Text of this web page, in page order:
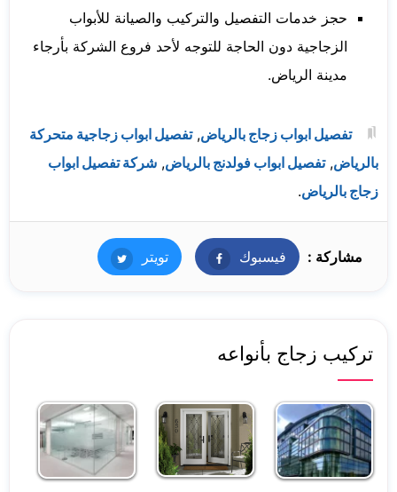
حجز خدمات التفصيل والتركيب والصيانة للأبواب
الزجاجية دون الحاجة للتوجه لأحد فروع الشركة بأرجاء
مدينة الرياض.
تفصيل ابواب زجاج بالرياض,تفصيل ابواب زجاجية متحركة
بالرياض,تفصيل ابواب فولدنج بالرياض, شركة تفصيل ابواب
زجاج بالرياض.
مشاركة : فيسبوك فيسبوكتويتر تويتر
تركيب زجاج بأنواعه